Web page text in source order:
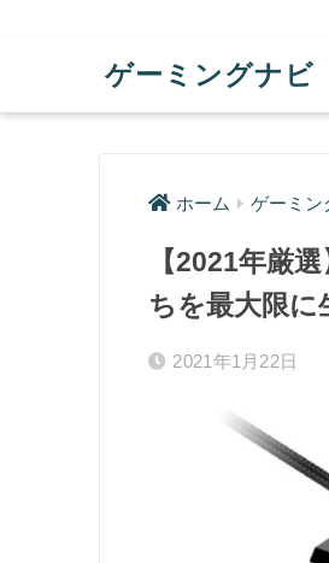
ゲーミングナビ
ホーム ゲーミン
【2021年厳
ちを最大限に
2021年1月22日